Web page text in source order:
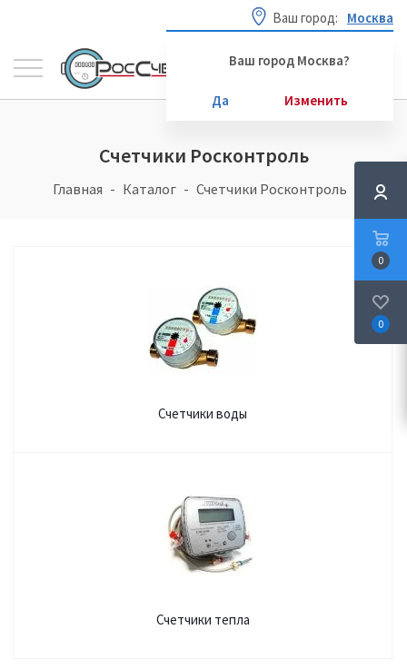
Ваш город: Москва
Ваш город Москва?
Да Изменить
Счетчики Росконтроль
Главная Каталог Счетчики Росконтроль
Счетчики воды
Счетчики тепла
0
0